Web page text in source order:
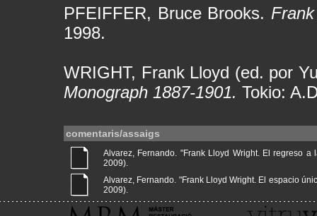
PFEIFFER, Bruce Brooks.
1998.
WRIGHT, Frank Lloyd (ed. por
Monograph 1887-1901. Tokio:
comentaris/assaigs
Alvarez, Fernando. "Frank Lloyd Wright. El regreso
2009).
Alvarez, Fernando. "Frank Lloyd Wright. El espacio
2009).